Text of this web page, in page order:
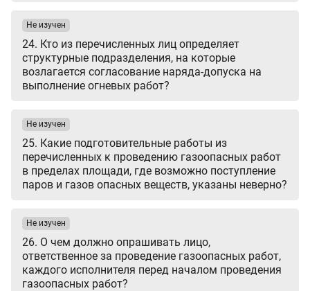
24. Кто из перечисленных лиц определяет
структурные подразделения, на которые
возлагается согласование наряда-допуска на
выполнение огневых работ?
Не изучен
25. Какие подготовительные работы из
перечисленных к проведению газоопасных работ
в пределах площади, где возможно поступление
паров и газов опасных веществ, указаны неверно?
Не изучен
26. О чем должно опрашивать лицо,
ответственное за проведение газоопасных работ,
каждого исполнителя перед началом проведения
газоопасных работ?
Не изучен